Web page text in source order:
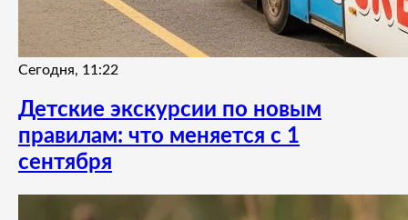
Сегодня, 11:22
Детские экскурсии по новым
правилам: что меняется с 1
сентября